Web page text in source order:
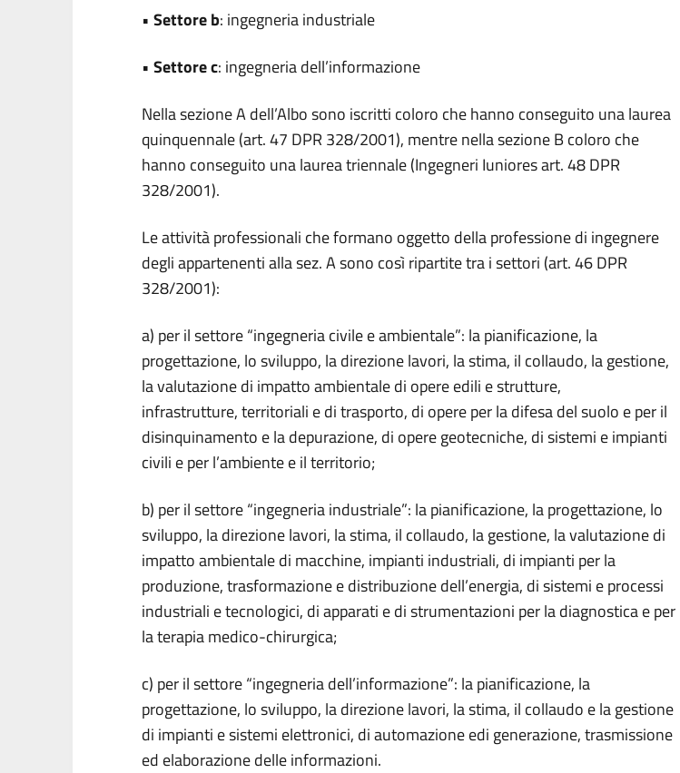
• Settore b: ingegneria industriale
• Settore c: ingegneria dell’informazione
Nella sezione A dell’Albo sono iscritti coloro che hanno conseguito una laurea
quinquennale (art. 47 DPR 328/2001), mentre nella sezione B coloro che
hanno conseguito una laurea triennale (Ingegneri Iuniores art. 48 DPR
328/2001).
Le attività professionali che formano oggetto della professione di ingegnere
degli appartenenti alla sez. A sono così ripartite tra i settori (art. 46 DPR
328/2001):
a) per il settore “ingegneria civile e ambientale”: la pianificazione, la
progettazione, lo sviluppo, la direzione lavori, la stima, il collaudo, la gestione,
la valutazione di impatto ambientale di opere edili e strutture,
infrastrutture, territoriali e di trasporto, di opere per la difesa del suolo e per il
disinquinamento e la depurazione, di opere geotecniche, di sistemi e impianti
civili e per l’ambiente e il territorio;
b) per il settore “ingegneria industriale”: la pianificazione, la progettazione, lo
sviluppo, la direzione lavori, la stima, il collaudo, la gestione, la valutazione di
impatto ambientale di macchine, impianti industriali, di impianti per la
produzione, trasformazione e distribuzione dell’energia, di sistemi e processi
industriali e tecnologici, di apparati e di strumentazioni per la diagnostica e per
la terapia medico-chirurgica;
c) per il settore “ingegneria dell’informazione”: la pianificazione, la
progettazione, lo sviluppo, la direzione lavori, la stima, il collaudo e la gestione
di impianti e sistemi elettronici, di automazione edi generazione, trasmissione
ed elaborazione delle informazioni.